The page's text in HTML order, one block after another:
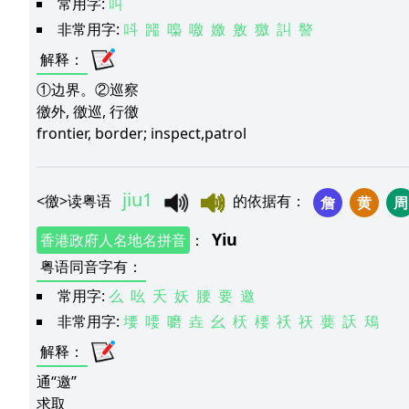
非常用字: 呌 嘂 嘄 噭 嬓 敫 獥 訆 譥
解释 ：
①边界。②巡察
徼外, 徼巡, 行徼
frontier, border; inspect,patrol
<徼>读粤语 jiu1 的依据有 ： 詹 黄
周
香港政府人名地名拼音 ： Yiu
粤语同音字有 ：
常用字: 么 吆 夭 妖 腰 要 邀
非常用字: 㙘 喓 嚰 垚 幺 枖 楆 祅 祆 葽 訞 鴁
解释 ：
通“邀”
求取